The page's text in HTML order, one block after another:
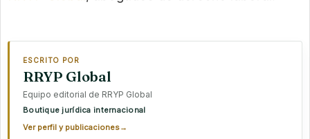
ESCRITO POR
RRYP Global
Equipo editorial de RRYP Global
Boutique jurídica internacional
Ver perfil y publicaciones→